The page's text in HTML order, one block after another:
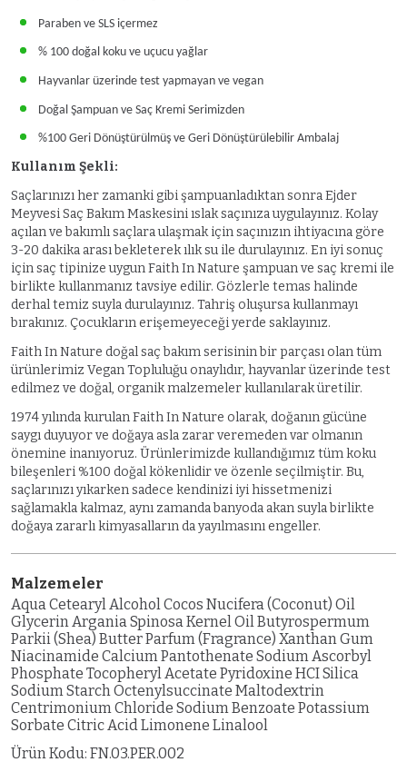
Paraben ve SLS içermez
% 100 doğal koku ve uçucu yağlar
Hayvanlar üzerinde test yapmayan ve vegan
Doğal Şampuan ve Saç Kremi Serimizden
%100 Geri Dönüştürülmüş ve Geri Dönüştürülebilir Ambalaj
Kullanım Şekli:
Saçlarınızı her zamanki gibi şampuanladıktan sonra Ejder
Meyvesi Saç Bakım Maskesini ıslak saçınıza uygulayınız. Kolay
açılan ve bakımlı saçlara ulaşmak için saçınızın ihtiyacına göre
3-20 dakika arası bekleterek ılık su ile durulayınız. En iyi sonuç
için saç tipinize uygun Faith In Nature şampuan ve saç kremi ile
birlikte kullanmanız tavsiye edilir. Gözlerle temas halinde
derhal temiz suyla durulayınız. Tahriş oluşursa kullanmayı
bırakınız. Çocukların erişemeyeceği yerde saklayınız.
Faith In Nature doğal saç bakım serisinin bir parçası olan tüm
ürünlerimiz Vegan Topluluğu onaylıdır, hayvanlar üzerinde test
edilmez ve doğal, organik malzemeler kullanılarak üretilir.
1974 yılında kurulan Faith In Nature olarak, doğanın gücüne
saygı duyuyor ve doğaya asla zarar veremeden var olmanın
önemine inanıyoruz. Ürünlerimizde kullandığımız tüm koku
bileşenleri %100 doğal kökenlidir ve özenle seçilmiştir. Bu,
saçlarınızı yıkarken sadece kendinizi iyi hissetmenizi
sağlamakla kalmaz, aynı zamanda banyoda akan suyla birlikte
doğaya zararlı kimyasalların da yayılmasını engeller.
Malzemeler
Aqua Cetearyl Alcohol Cocos Nucifera (Coconut) Oil
Glycerin Argania Spinosa Kernel Oil Butyrospermum
Parkii (Shea) Butter Parfum (Fragrance) Xanthan Gum
Niacinamide Calcium Pantothenate Sodium Ascorbyl
Phosphate Tocopheryl Acetate Pyridoxine HCI Silica
Sodium Starch Octenylsuccinate Maltodextrin
Centrimonium Chloride Sodium Benzoate Potassium
Sorbate Citric Acid Limonene Linalool
Ürün Kodu: FN.03.PER.002